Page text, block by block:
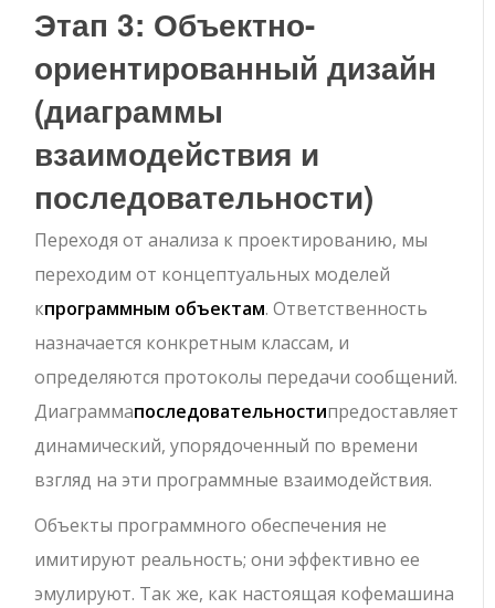
Этап 3: Объектно-
ориентированный дизайн
(диаграммы
взаимодействия и
последовательности)
Переходя от анализа к проектированию, мы
переходим от концептуальных моделей
кпрограммным объектам. Ответственность
назначается конкретным классам, и
определяются протоколы передачи сообщений.
Диаграммапоследовательностипредоставляет
динамический, упорядоченный по времени
взгляд на эти программные взаимодействия.
Объекты программного обеспечения не
имитируют реальность; они эффективно ее
эмулируют. Так же, как настоящая кофемашина